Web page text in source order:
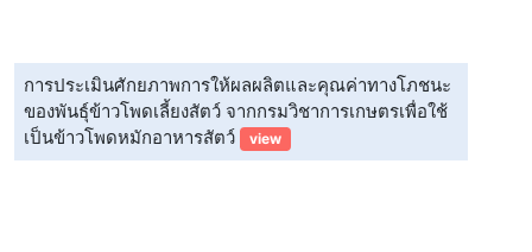
การประเมินศักยภาพการให้ผลผลิตและคุณค่าทางโภชนะ
ของพันธุ์ข้าวโพดเลี้ยงสัตว์ จากกรมวิชาการเกษตรเพื่อใช้
เป็นข้าวโพดหมักอาหารสัตว์
view